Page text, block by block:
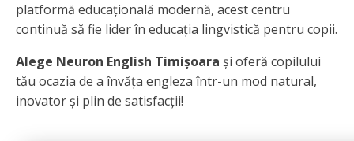
platformă educațională modernă, acest centru
continuă să fie lider în educația lingvistică pentru copii.
Alege Neuron English Timișoara și oferă copilului
tău ocazia de a învăța engleza într-un mod natural,
inovator și plin de satisfacții!